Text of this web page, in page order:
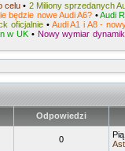
celu • 2 Miliony sprzedanych
będzie nowe Audi A6? •Audi
oficjalnie • Audi A1 i A8 -
w UK • Nowy wymiar
Odpowiedzi
0